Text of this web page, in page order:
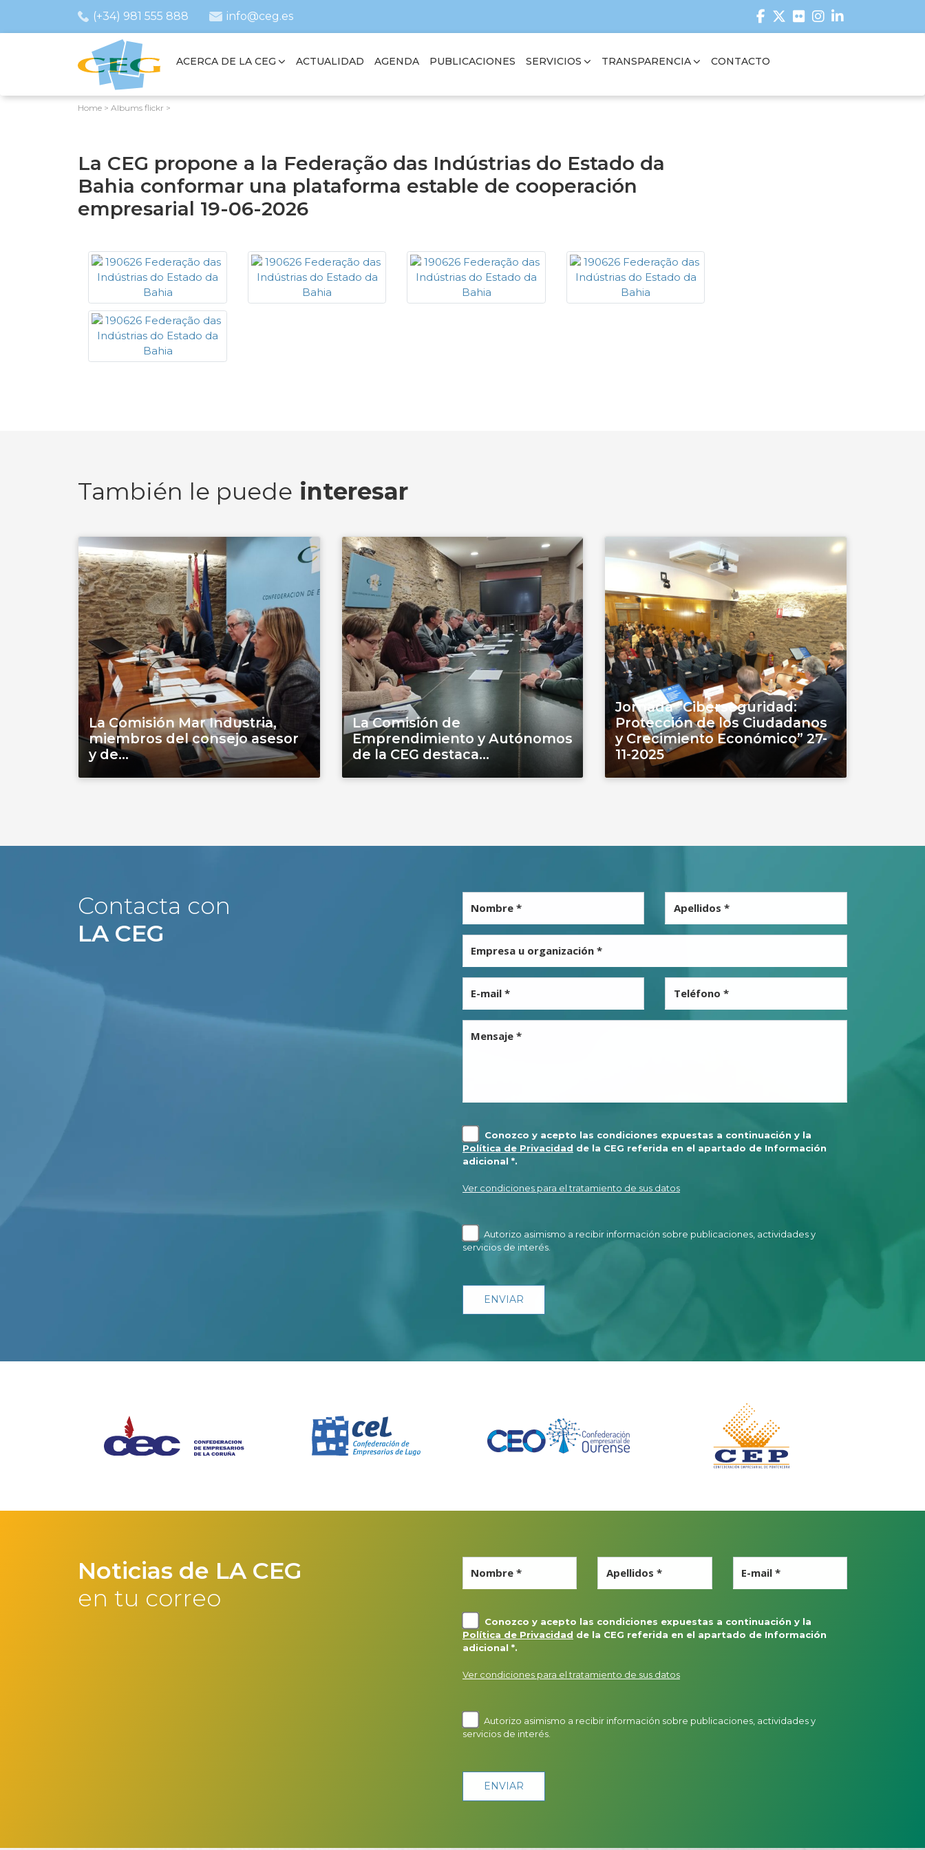
(+34) 981 555 888 info@ceg.es
ACERCA DE LA CEG ACTUALIDAD AGENDA PUBLICACIONES SERVICIOS TRANSPARENCIA CONTACTO
Home >Albums flickr >
La CEG propone a la Federação das Indústrias do Estado da
Bahia conformar una plataforma estable de cooperación
empresarial 19-06-2026
También le puede interesar
La Comisión Mar Industria,
miembros del consejo asesor
y de...
La Comisión de
Emprendimiento y Autónomos
de la CEG destaca...
Jornada “Ciberseguridad:
Protección de los Ciudadanos
y Crecimiento Económico” 27-
11-2025
Contacta con
LA CEG
Nombre * Apellidos *
Empresa u organización *
E-mail * Teléfono *
Mensaje *
Conozco y acepto las condiciones expuestas a continuación y la
Política de Privacidad de la CEG referida en el apartado de Información
adicional *.
Ver condiciones para el tratamiento de sus datos
Autorizo asimismo a recibir información sobre publicaciones, actividades y
servicios de interés.
Noticias de LA CEG
en tu correo
Nombre * Apellidos * E-mail *
Conozco y acepto las condiciones expuestas a continuación y la
Política de Privacidad de la CEG referida en el apartado de Información
adicional *.
Ver condiciones para el tratamiento de sus datos
Autorizo asimismo a recibir información sobre publicaciones, actividades y
servicios de interés.